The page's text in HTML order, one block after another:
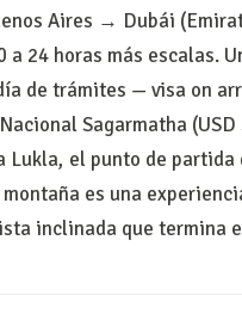
Aires → Dubái
a 24 horas más escalas.
de trámites — visa on
Sagarmatha
Lukla, el punto de
montaña es una
inclinada que termina